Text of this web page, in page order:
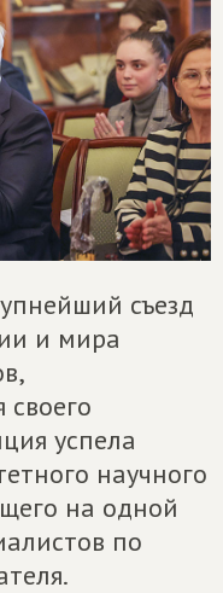
съезд
и мира
своего
успела
научного
на одной
по